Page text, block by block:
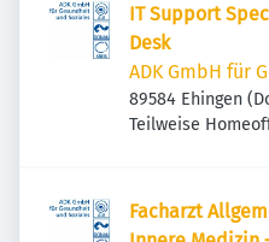
IT Support
Desk
ADK GmbH für
89584 Ehingen
Teilweise
Facharzt